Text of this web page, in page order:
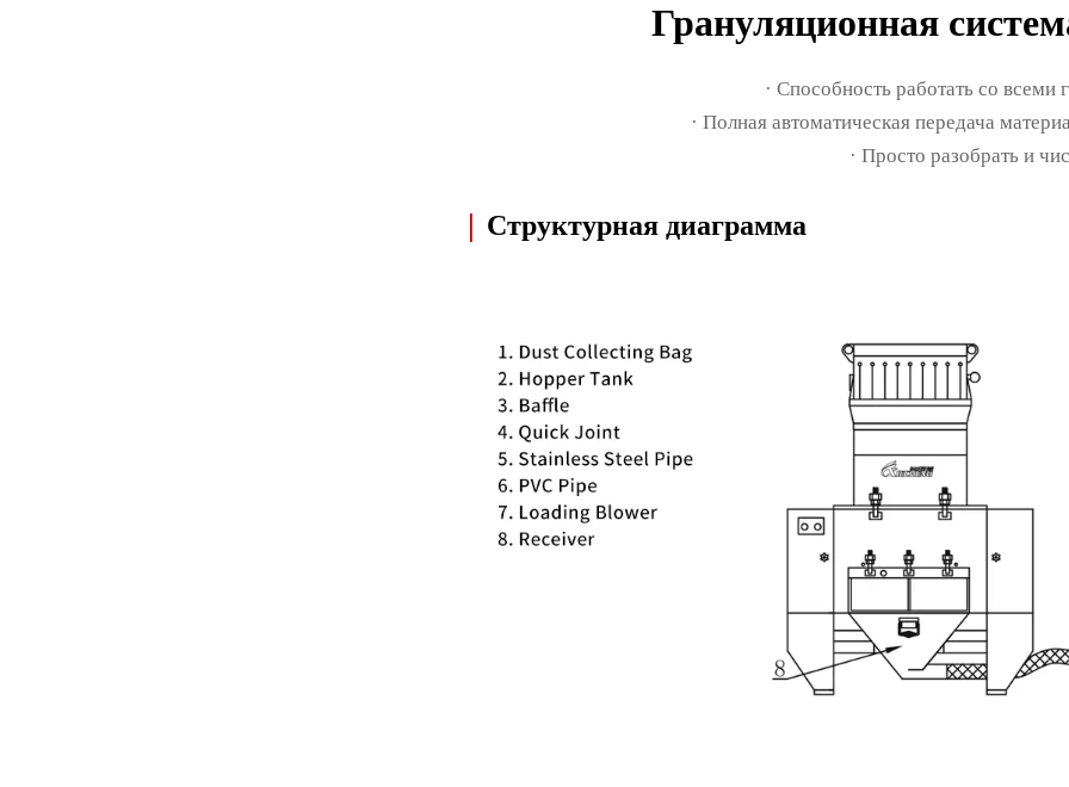
Грануляционная
· Способность работать со всеми
· Полная автоматическая передача
· Просто разобрать и
| Структурная диаграмма